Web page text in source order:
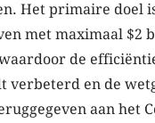
Het primaire doel
met maximaal $2
de
verbeterd en de
aan het